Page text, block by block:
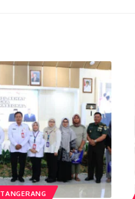
TANGERANG